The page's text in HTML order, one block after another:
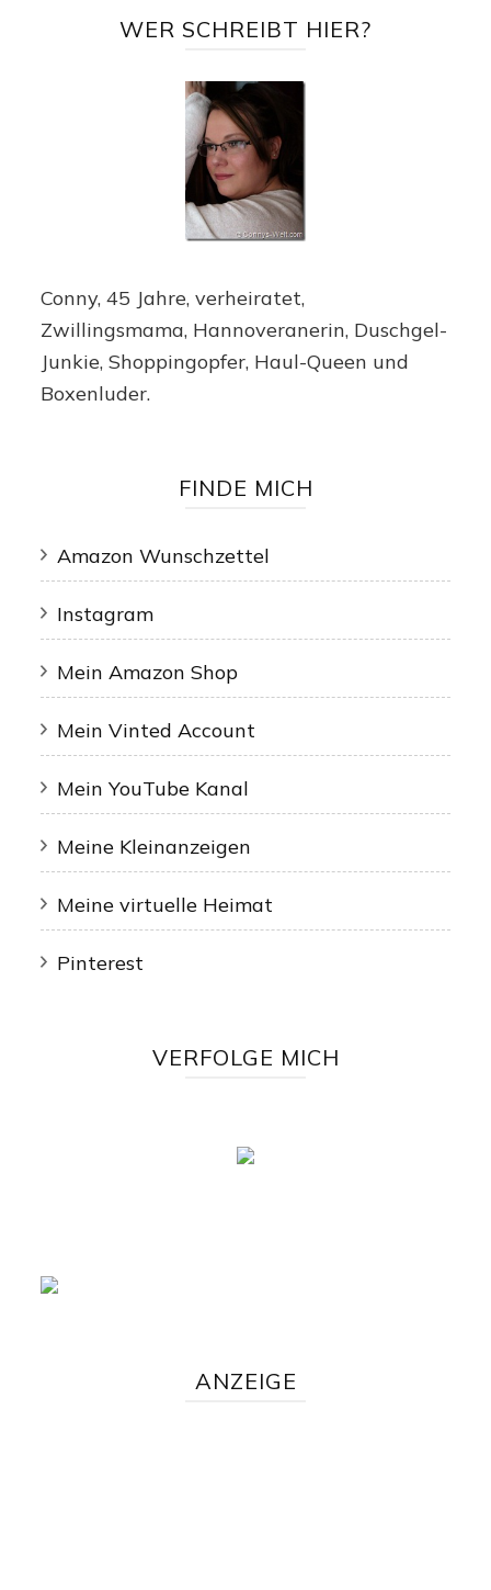
WER SCHREIBT HIER?
Conny, 45 Jahre, verheiratet,
Zwillingsmama, Hannoveranerin, Duschgel-
Junkie, Shoppingopfer, Haul-Queen und
Boxenluder.
FINDE MICH
Amazon Wunschzettel
Instagram
Mein Amazon Shop
Mein Vinted Account
Mein YouTube Kanal
Meine Kleinanzeigen
Meine virtuelle Heimat
Pinterest
VERFOLGE MICH
ANZEIGE